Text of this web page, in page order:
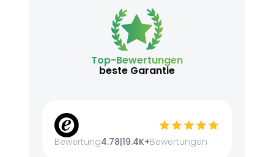
Top-Bewertungen
beste Garantie
Bewertung4.78|19.4K+Bewertungen